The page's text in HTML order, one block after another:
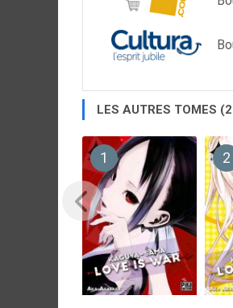
LES AUTRES TOMES
1 2